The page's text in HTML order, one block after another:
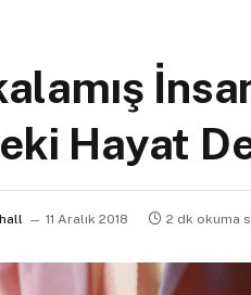
Hayat
11 Aralık 2018 2 dk okuma